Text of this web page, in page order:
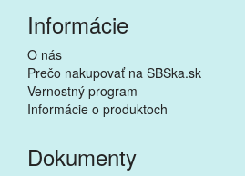
Informácie
O nás
Prečo nakupovať na SBSka.sk
Vernostný program
Informácie o produktoch
Dokumenty